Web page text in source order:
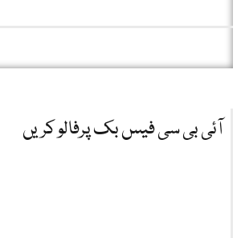
آئی بی سی فیس بک پرفالو کریں